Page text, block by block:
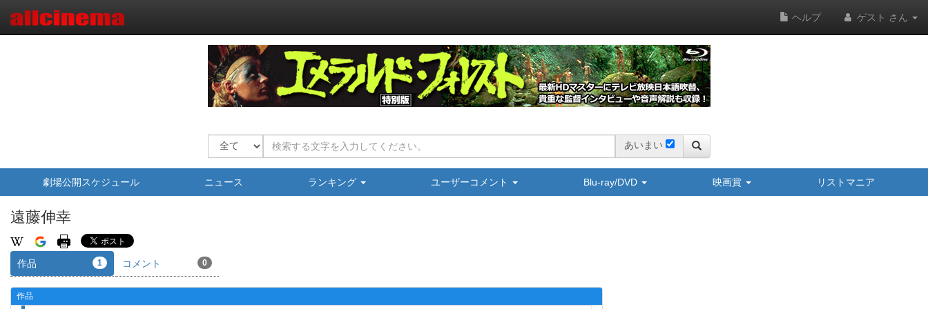
ヘルプ ゲスト さん
あいまい
劇場公開スケジュール ニュース ランキング ユーザーコメント Blu-ray/DVD 映画賞 リストマニア
遠藤伸幸
作品 1 コメント 0
作品